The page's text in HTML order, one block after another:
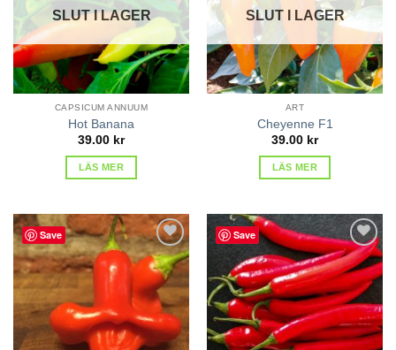
SLUT I LAGER
CAPSICUM ANNUUM
Hot Banana
39.00 kr
LÄS MER
SLUT I LAGER
ART
Cheyenne F1
39.00 kr
LÄS MER
Save
lägg till
i
favoriter
Save
lägg till
i
favoriter